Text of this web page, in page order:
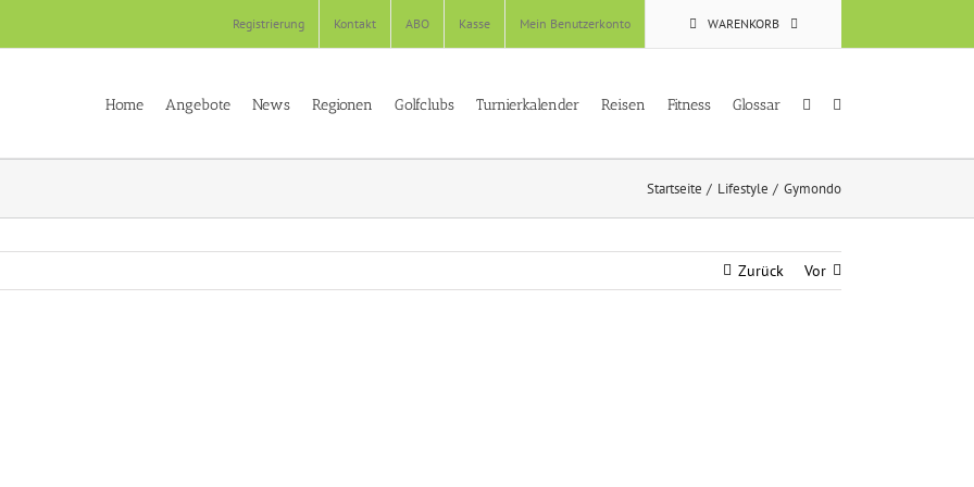
Registrierung Kontakt ABO Kasse Mein Benutzerkonto WARENKORB
Home Angebote News Regionen Golfclubs Turnierkalender Reisen Fitness Glossar
Startseite Lifestyle Gymondo
Zurück Vor